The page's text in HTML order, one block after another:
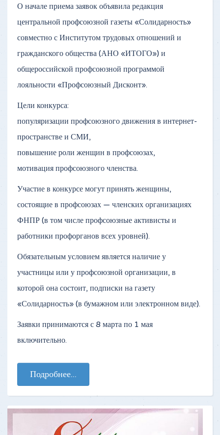
О начале приема заявок объявила редакция
центральной профсоюзной газеты «Солидарность»
совместно с Институтом трудовых отношений и
гражданского общества (АНО «ИТОГО») и
общероссийской профсоюзной программой
лояльности «Профсоюзный Дисконт».
Цели конкурса:
популяризации профсоюзного движения в интернет-
пространстве и СМИ,
повышение роли женщин в профсоюзах,
мотивация профсоюзного членства.
Участие в конкурсе могут принять женщины,
состоящие в профсоюзах — членских организациях
ФНПР (в том числе профсоюзные активисты и
работники профорганов всех уровней).
Обязательным условием является наличие у
участницы или у профсоюзной организации, в
которой она состоит, подписки на газету
«Солидарность» (в бумажном или электронном виде).
Заявки принимаются с 8 марта по 1 мая
включительно.
Подробнее...